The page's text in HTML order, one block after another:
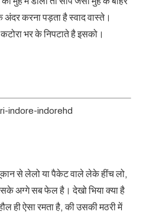
करना पड़ता है स्वाद वास्ते।
भर के निपटाते है इसको।
से लेलो या पैकेट वाले लेके हींच लो,
अग्गे सब फेल है। देखो भिया क्या है
ही ऐसा रमता है, की उसकी मठरी में